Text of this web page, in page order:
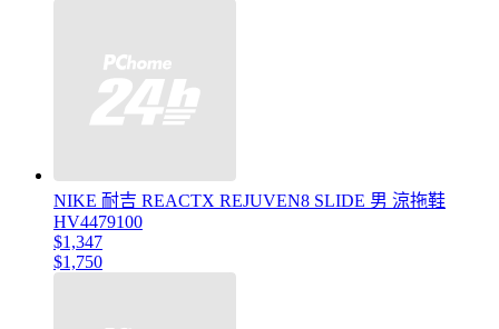
NIKE 耐吉 REACTX REJUVEN8 SLIDE 男 涼拖鞋
HV4479100
$1,347
$1,750